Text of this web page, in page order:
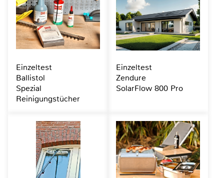
Einzeltest
Ballistol
Spezial
Reinigungstücher
Einzeltest
Zendure
SolarFlow 800 Pro